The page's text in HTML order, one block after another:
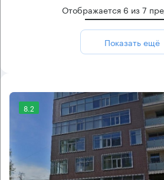
Отображается 6 из7
Показать ещё
8.2